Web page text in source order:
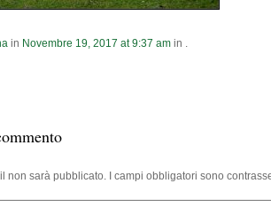
in Novembre 19, 2017 at9:37 am in .
non sarà pubblicato. I campi obbligatori sono